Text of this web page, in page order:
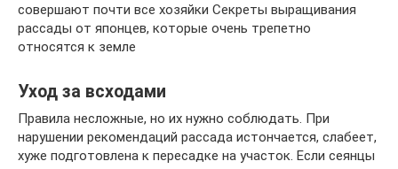
совершают почти все хозяйки Секреты выращивания
рассады от японцев, которые очень трепетно
относятся к земле
Уход за всходами
Правила несложные, но их нужно соблюдать. При
нарушении рекомендаций рассада истончается, слабеет,
хуже подготовлена к пересадке на участок. Если сеянцы